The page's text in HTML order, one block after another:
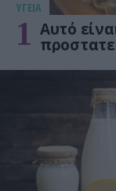
ΥΓΕΙΑ
1 Αυτό